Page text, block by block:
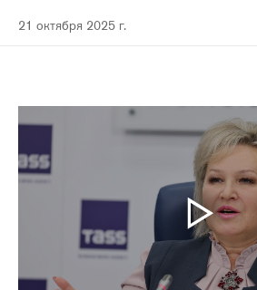
21 октября 2025 г.